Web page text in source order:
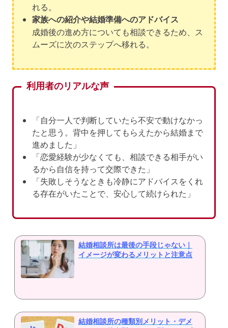
れる。
家族への紹介や結婚準備へのアドバイス
成婚後の進め方についても相談できるため、ス
ムーズに次のステップへ移れる。
利用者のリアルな声
「自分一人で判断していたら不安で動けなかっ
たと思う。背中を押してもらえたから結婚まで
進めました」
「恋愛経験が少なくても、相談できる相手がい
るから自信を持って交際できた」
「失敗しそうなときも冷静にアドバイスをくれ
る存在がいたことで、安心して続けられた」
結婚相談所は最後の手段じゃない｜
イメージが変わるメリットと注意点
結婚相談所の種類別メリット・デメ